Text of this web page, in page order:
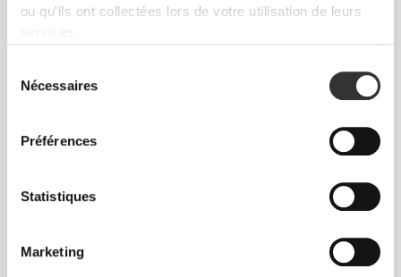
ou qu'ils ont collectées lors de votre utilisation de leurs
services.
Nécessaires
Préférences
Statistiques
Marketing
€49.99